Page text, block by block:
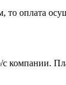
то оплата
компании.